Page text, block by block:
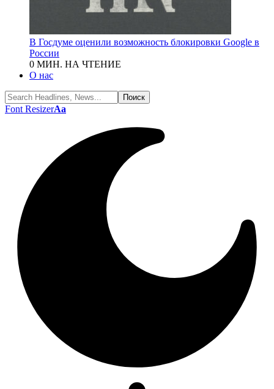
В Госдуме оценили возможность блокировки Google в
России
0 МИН. НА ЧТЕНИЕ
О нас
Font ResizerAa